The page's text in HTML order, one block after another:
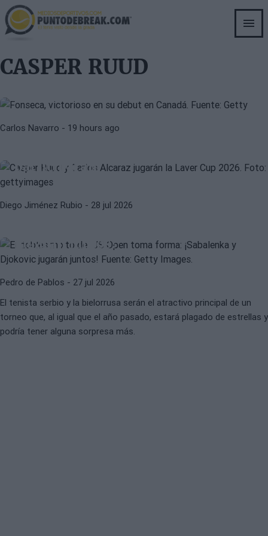
Skip
to
main
CASPER RUUD
Fonseca apabulla a Tsitsipas y
Carlos Navarro - 19 hours ago
La Laver Cup 2026 hace oficial
participarán
Diego Jiménez Rubio - 28 jul 2026
El dobles mixto del US Open toma
jugarán juntos!
Pedro de Pablos - 27 jul 2026
El tenista serbio y la bielorrusa serán el atractivo principal de un
torneo que, al igual que el año pasado, estará plagado de estrellas y
podría tener alguna sorpresa más.